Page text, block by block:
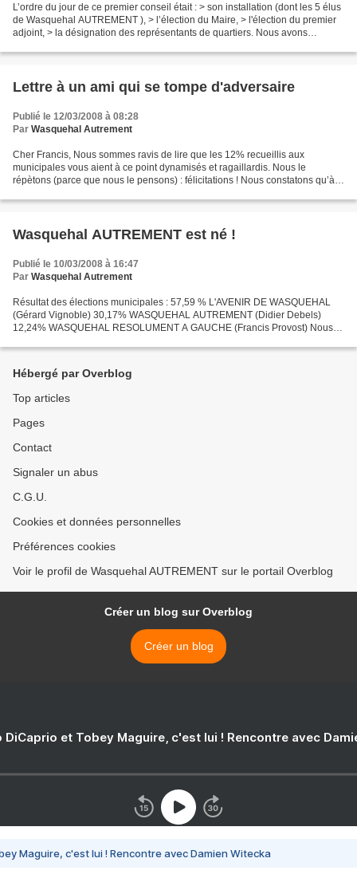
L’ordre du jour de ce premier conseil était : > son installation (dont les 5 élus
de Wasquehal AUTREMENT ), > l’élection du Maire, > l'élection du premier
adjoint, > la désignation des représentants de quartiers. Nous avons
Lettre à un ami qui se tompe d'adversaire
Publié le 12/03/2008 à 08:28
Par Wasquehal Autrement
Cher Francis, Nous sommes ravis de lire que les 12% recueillis aux
municipales vous aient à ce point dynamisés et ragaillardis. Nous le
répètons (parce que nous le pensons) : félicitations ! Nous constatons qu’à
Wasquehal AUTREMENT est né !
Publié le 10/03/2008 à 16:47
Par Wasquehal Autrement
Résultat des élections municipales : 57,59 % L'AVENIR DE WASQUEHAL
(Gérard Vignoble) 30,17% WASQUEHAL AUTREMENT (Didier Debels)
12,24% WASQUEHAL RESOLUMENT A GAUCHE (Francis Provost) Nous
Hébergé par Overblog
Top articles
Pages
Contact
Signaler un abus
C.G.U.
Cookies et données personnelles
Préférences cookies
Voir le profil de Wasquehal AUTREMENT sur le portail Overblog
Créer un blog sur Overblog
Créer un blog
DiCaprio et Tobey Maguire, c'est lui ! Rencontre avec
Maguire, c'est lui ! Rencontre avec Damien Witecka